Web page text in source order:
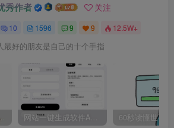
秀作者 关注
10 1596 9 9 12.5W+
最好的朋友是自己的十个手指
器-去VIP限制版本 网站一键生成软件APP 完美版 同时支持打包html文件